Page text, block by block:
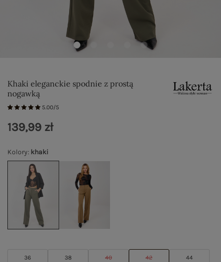
Khaki eleganckie spodnie z prostą
nogawką
5.00/5
Kolory: khaki
36 38 40 42 44
139,99 zł